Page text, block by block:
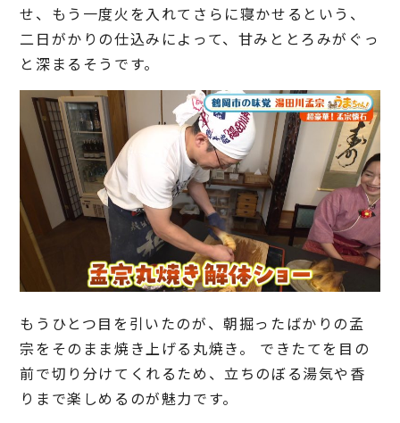
せ、もう一度火を入れてさらに寝かせるという、
二日がかりの仕込みによって、甘みととろみがぐっ
と深まるそうです。
もうひとつ目を引いたのが、朝掘ったばかりの孟
宗をそのまま焼き上げる丸焼き。 できたてを目の
前で切り分けてくれるため、立ちのぼる湯気や香
りまで楽しめるのが魅力です。